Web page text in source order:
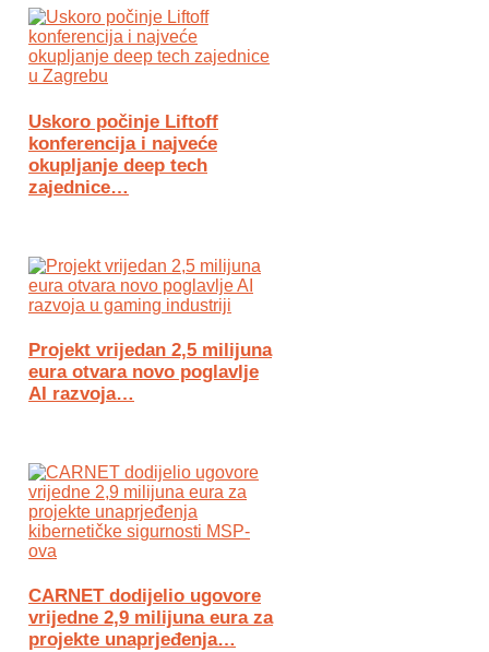
Uskoro počinje Liftoff
konferencija i najveće
okupljanje deep tech
zajednice…
Projekt vrijedan 2,5 milijuna
eura otvara novo poglavlje
AI razvoja…
CARNET dodijelio ugovore
vrijedne 2,9 milijuna eura za
projekte unaprjeđenja…